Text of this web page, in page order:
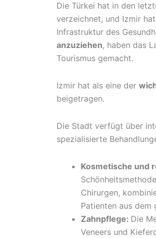
Die Türkei hat in den
verzeichnet, und Izmir
Infrastruktur des
anzuziehen, haben das
Tourismus gemacht.
Izmir hat als eine der
beigetragen.
Die Stadt verfügt über
spezialisierte
Kosmetische und
Chirurgen,
Patienten aus dem
Zahnpflege: Die
Veneers und